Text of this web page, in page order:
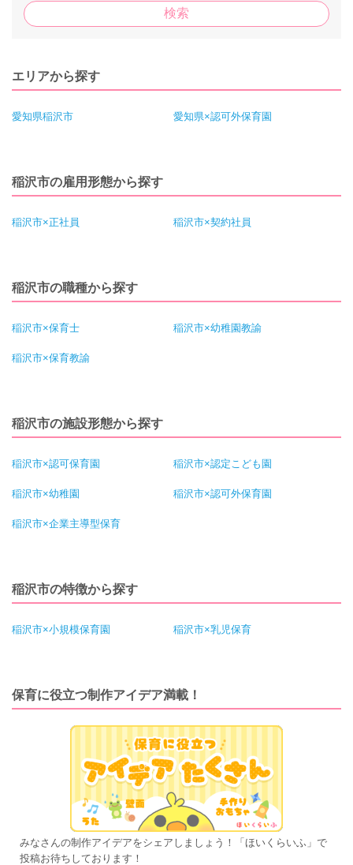
エリアから探す
愛知県稲沢市 愛知県×認可外保育園
稲沢市の雇用形態から探す
稲沢市×正社員 稲沢市×契約社員
稲沢市の職種から探す
稲沢市×保育士 稲沢市×幼稚園教諭
稲沢市×保育教諭
稲沢市の施設形態から探す
稲沢市×認可保育園 稲沢市×認定こども園
稲沢市×幼稚園 稲沢市×認可外保育園
稲沢市×企業主導型保育
稲沢市の特徴から探す
稲沢市×小規模保育園 稲沢市×乳児保育
保育に役立つ制作アイデア満載！
みなさんの制作アイデアをシェアしましょう！「ほいくらいふ」で
投稿お待ちしております！